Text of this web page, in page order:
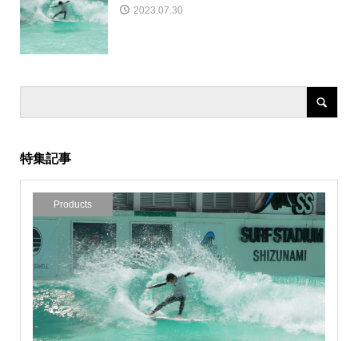
2023.07.30
特集記事
Products